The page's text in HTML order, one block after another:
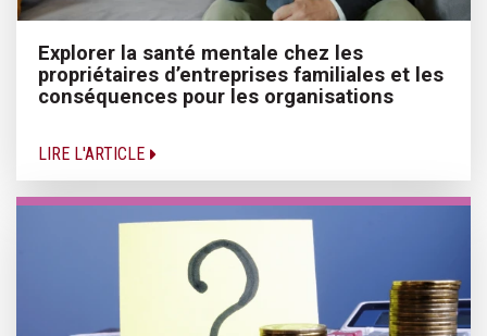
Explorer la santé mentale chez les
propriétaires d’entreprises familiales et les
conséquences pour les organisations
LIRE L'ARTICLE